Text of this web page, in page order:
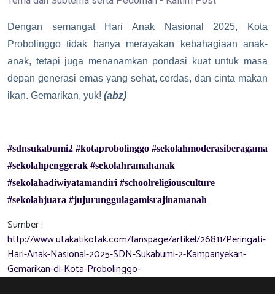
Dengan semangat Hari Anak Nasional 2025, Kota
Probolinggo tidak hanya merayakan kebahagiaan anak-
anak, tetapi juga menanamkan pondasi kuat untuk masa
depan generasi emas yang sehat, cerdas, dan cinta makan
ikan. Gemarikan, yuk! (abz)
#sdnsukabumi2 #kotaprobolinggo #sekolahmoderasiberagama
#sekolahpenggerak #sekolahramahanak
#sekolahadiwiyatamandiri #schoolreligiousculture
#sekolahjuara #jujurunggulagamisrajinamanah
Sumber :
http://www.utakatikotak.com/fanspage/artikel/26811/Peringati-
Hari-Anak-Nasional-2025-SDN-Sukabumi-2-Kampanyekan-
Gemarikan-di-Kota-Probolinggo-